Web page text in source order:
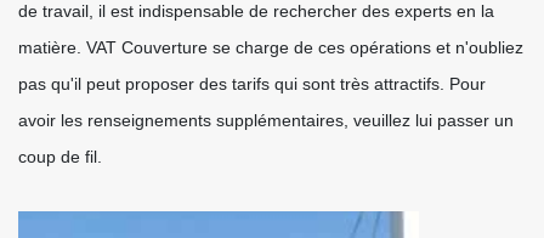
de travail, il est indispensable de rechercher des experts en la
matière. VAT Couverture se charge de ces opérations et n'oubliez
pas qu'il peut proposer des tarifs qui sont très attractifs. Pour
avoir les renseignements supplémentaires, veuillez lui passer un
coup de fil.